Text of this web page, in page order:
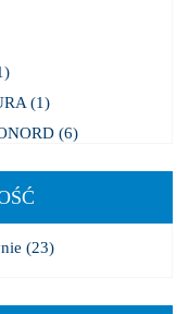
(1)
(6)
(1)
(23)